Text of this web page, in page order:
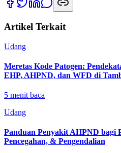
Artikel Terkait
Udang
Meretas Kode Patogen:
EHP, AHPND, dan WFD di
5 menit baca
Udang
Panduan Penyakit AHPND bagi
Pencegahan, & Pengendalian